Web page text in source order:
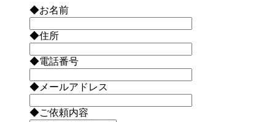
◆お名前
◆住所
◆電話番号
◆メールアドレス
◆ご依頼内容